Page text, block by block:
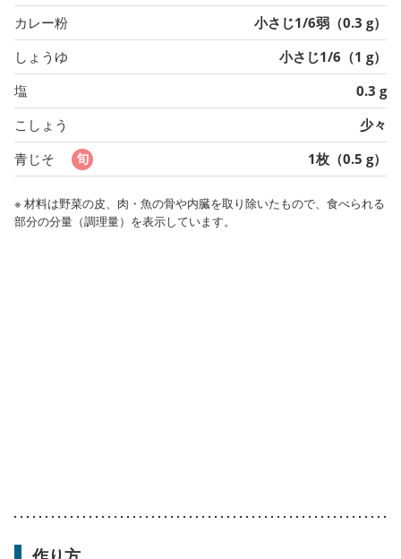
カレー粉
小さじ1/6弱（0.3 g）
しょうゆ
小さじ1/6（1 g）
塩
0.3 g
こしょう
少々
青じそ
1枚（0.5 g）
※ 材料は野菜の皮、肉・魚の骨や内臓を取り除いたもので、食べられる
部分の分量（調理量）を表示しています。